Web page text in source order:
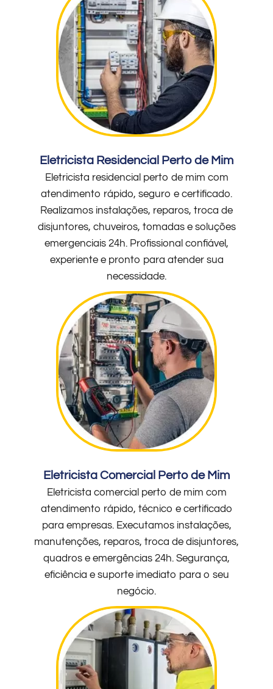
Eletricista Residencial Perto de Mim
Eletricista residencial perto de mim com
atendimento rápido, seguro e certificado.
Realizamos instalações, reparos, troca de
disjuntores, chuveiros, tomadas e soluções
emergenciais 24h. Profissional confiável,
experiente e pronto para atender sua
necessidade.
Eletricista Comercial Perto de Mim
Eletricista comercial perto de mim com
atendimento rápido, técnico e certificado
para empresas. Executamos instalações,
manutenções, reparos, troca de disjuntores,
quadros e emergências 24h. Segurança,
eficiência e suporte imediato para o seu
negócio.